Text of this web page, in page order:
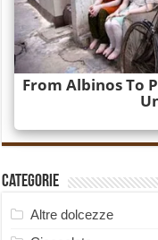
Categorie
Altre dolcezze